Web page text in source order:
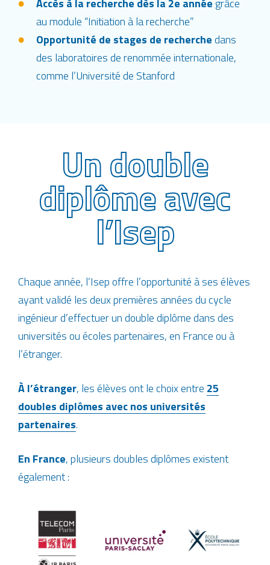
Accès à la recherche dès la 2e année grâce
au module “Initiation à la recherche”
Opportunité de stages de recherchedans
des laboratoires de renommée internationale,
comme l’Université de Stanford
Un double
diplôme avec
l’Isep
Chaque année, l’Isep offre l’opportunité à ses élèves
ayant validé les deux premières années du cycle
ingénieur d’effectuer un double diplôme dans des
universités ou écoles partenaires, en France ou à
l’étranger.
À l’étranger, les élèves ont le choix entre 25
doubles diplômes avec nos universités
partenaires.
En France, plusieurs doubles diplômes existent
également :